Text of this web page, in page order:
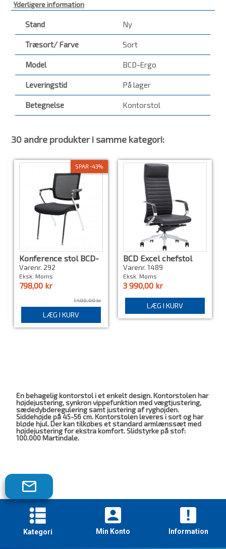
Yderligere information
Stand Ny
Træsort/ Farve Sort
Model BCD-Ergo
Leveringstid På lager
Betegnelse Kontorstol
30 andre produkter i samme kategori:
SPAR -43%
Konference stol BCD-
Sintex
Varenr. 292
Eksk. Moms
798,00 kr
1 400,00 kr
LÆG I KURV
BCD Excel chefstol
sort læder
Varenr. 1489
Eksk. Moms
3 990,00 kr
LÆG I KURV
En behagelig kontorstol i et enkelt design. Kontorstolen har
højdejustering, synkron vippefunktion med vægtjustering,
sædedybderegulering samt justering af ryghøjden.
Siddehøjde på 45-56 cm. Kontorstolen leveres i sort og har
bløde hjul. Der kan tilkøbes et standard armlænssæt med
højdejustering for ekstra komfort. Slidstyrke på stof:
100.000 Martindale.
Tilmeld
dig
vores
nyhedsbrev!
Kategori Min Konto Information